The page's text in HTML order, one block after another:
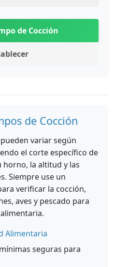
de Cocción
de Cocción
variar según
el corte específico de
horno, la altitud y las
Siempre use un
verificar la cocción,
aves y pescado para
Alimentaria
seguras para